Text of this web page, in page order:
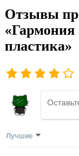
Отзывы
пластика»
Лучшие